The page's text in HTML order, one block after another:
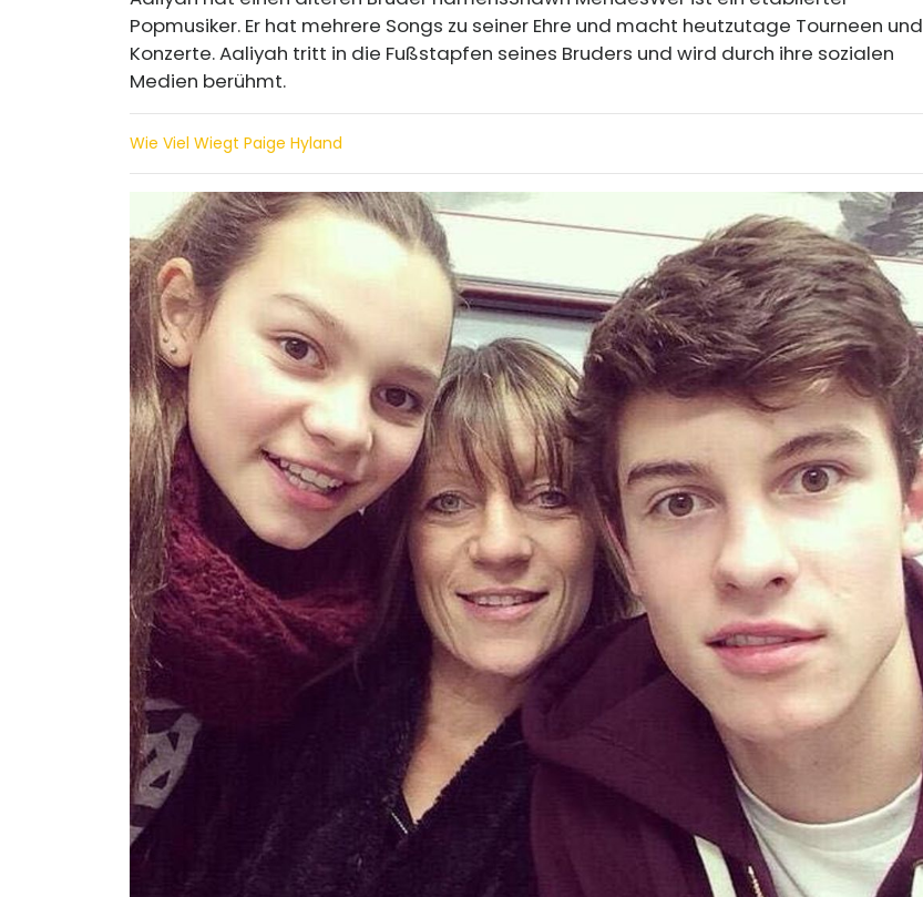
Popmusiker. Er hat mehrere Songs zu seiner Ehre und macht heutzutage Tourneen und
Konzerte. Aaliyah tritt in die Fußstapfen seines Bruders und wird durch ihre sozialen
Medien berühmt.
Wie Viel Wiegt Paige Hyland